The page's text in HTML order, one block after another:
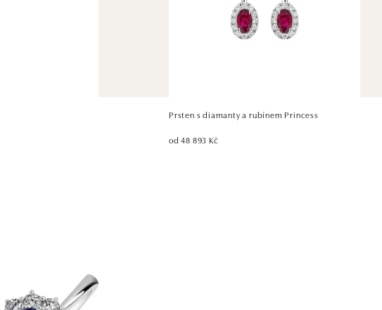
Prsten s diamanty a rubínem Princess
od 48 893 Kč